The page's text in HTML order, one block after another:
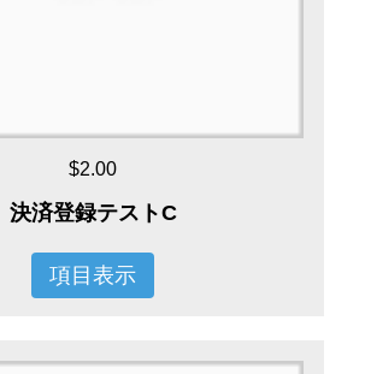
$2.00
決済登録テストC
項目表示